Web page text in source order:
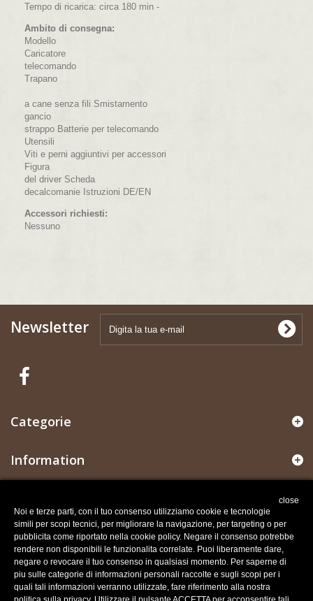
Tempo di ricarica: circa 180 min -
Ambito di consegna:
Modello
Caricatore
telecomando
Trapano
a cane senza fili Smistamento
gancio
strappo Batterie per telecomando
Utensili
Viti e perni aggiuntivi per accessori
Figura
del driver Scheda
decalcomanie Istruzioni DE/EN
Accessori richiesti:
Nessuno
Newsletter
Categorie
Information
Informazioni negozio
Recesso dal contratto
Traccia stato del recesso
close
Noi e terze parti, con il tuo consenso utilizziamo cookie e tecnologie
simili per scopi tecnici, per migliorare la navigazione, per targeting o per
pubblicita come riportato nella cookie policy. Negare il consenso potrebbe
rendere non disponibili le funzionalita correlate. Puoi liberamente dare,
negare o revocare il tuo consenso in qualsiasi momento. Per saperne di
piu sulle categorie di informazioni personali raccolte e sugli scopi per i
quali tali informazioni verranno utilizzate, fare riferimento alla nostra